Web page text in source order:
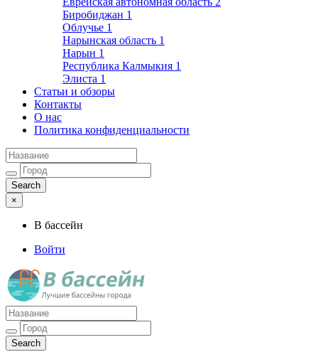
Биробиджан 1
Облучье 1
Нарынская область 1
Нарын 1
Республика Калмыкия 1
Элиста 1
Статьи и обзоры
Контакты
О нас
Политика конфиденциальности
×
В бассейн
Войти
Лучшие бассейны города